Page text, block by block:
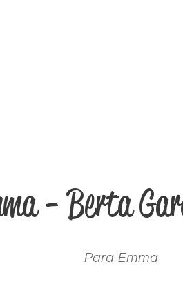
- Berta
Para Emma